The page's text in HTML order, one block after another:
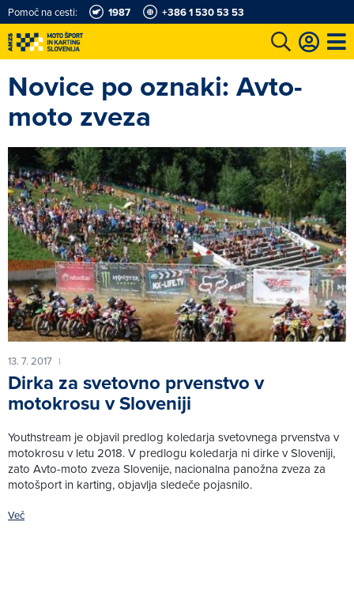
Pomoč na cesti: 1987 +386 1 530 53 53
Karting in motošportni center Najboljši za volanom Moj AMZS
Novice po oznaki: Avto-
moto zveza
13. 7. 2017 |
Dirka za svetovno prvenstvo v
motokrosu v Sloveniji
Youthstream je objavil predlog koledarja svetovnega prvenstva v
motokrosu v letu 2018. V predlogu koledarja ni dirke v Sloveniji,
zato Avto-moto zveza Slovenije, nacionalna panožna zveza za
motošport in karting, objavlja sledeče pojasnilo.
Več